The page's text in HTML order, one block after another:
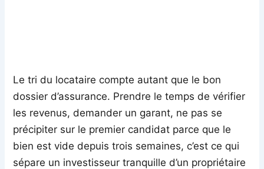
Le tri du locataire compte autant que le bon
dossier d’assurance. Prendre le temps de vérifier
les revenus, demander un garant, ne pas se
précipiter sur le premier candidat parce que le
bien est vide depuis trois semaines, c’est ce qui
sépare un investisseur tranquille d’un propriétaire